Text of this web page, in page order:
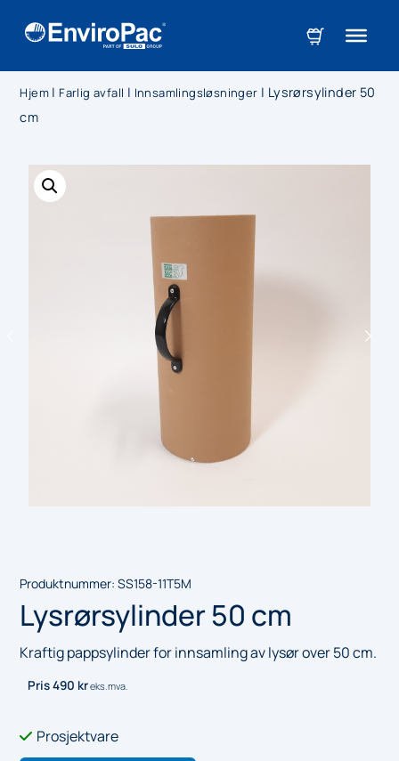
Hjem | Farlig avfall | Innsamlingsløsninger | Lysrørsylinder 50
cm
Produktnummer:SS158-11T5M
Lysrørsylinder 50 cm
Kraftig pappsylinder for innsamling av lysør over 50 cm.
Pris490 kreks.mva.
 Prosjektvare